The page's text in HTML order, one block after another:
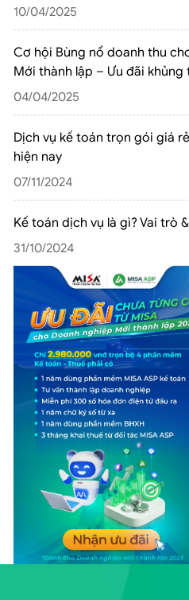
10/04/2025
Cơ hội Bùng nổ doanh thu
Mới thành lập – Ưu đãi khủng
04/04/2025
Dịch vụ kế toán trọn gói giá
hiện nay
07/11/2024
Kế toán dịch vụ là gì? Vai trò
31/10/2024